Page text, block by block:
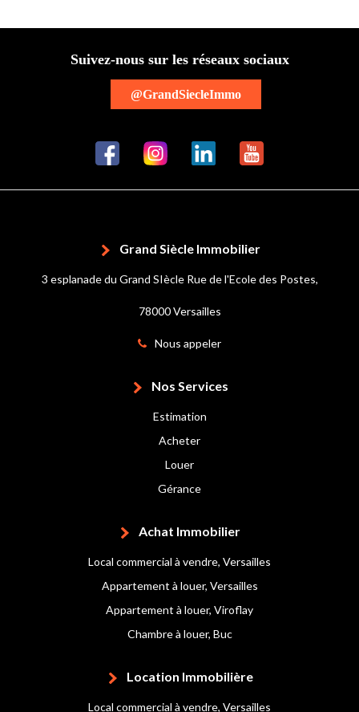
Suivez-nous sur les réseaux sociaux
@GrandSiecleImmo
Grand Siècle Immobilier
3 esplanade du Grand SIècle Rue de l'Ecole des Postes,
78000 Versailles
Nous appeler
Nos Services
Estimation
Acheter
Louer
Gérance
Achat Immobilier
Local commercial à vendre, Versailles
Appartement à louer, Versailles
Appartement à louer, Viroflay
Chambre à louer, Buc
Location Immobilière
Local commercial à vendre, Versailles